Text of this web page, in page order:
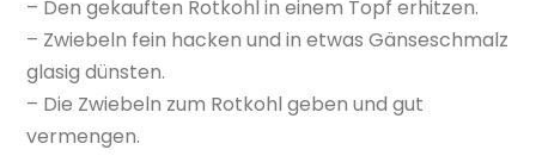
– Den gekauften Rotkohl in einem Topf erhitzen.
– Zwiebeln fein hacken und in etwas Gänseschmalz
glasig dünsten.
– Die Zwiebeln zum Rotkohl geben und gut
vermengen.